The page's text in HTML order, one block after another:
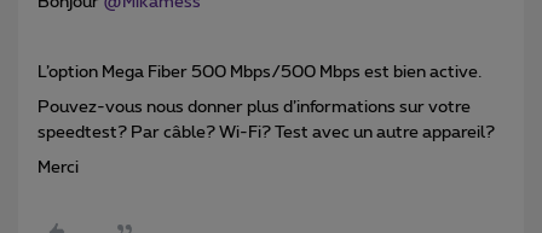
L’option Mega Fiber 500 Mbps/500 Mbps est bien active.
Pouvez-vous nous donner plus d’informations sur votre
speedtest? Par câble? Wi-Fi? Test avec un autre appareil?
Merci